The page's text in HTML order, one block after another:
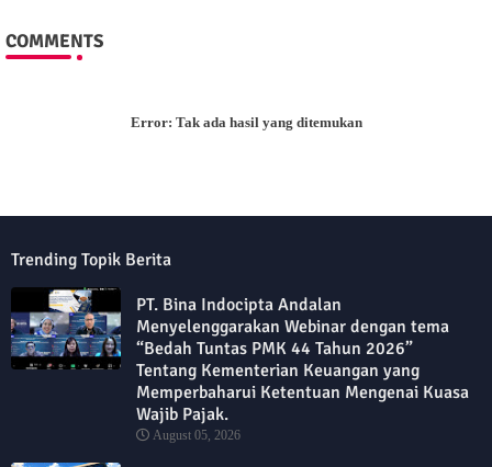
COMMENTS
Error: Tak ada hasil yang ditemukan
Trending Topik Berita
PT. Bina Indocipta Andalan
Menyelenggarakan Webinar dengan tema
“Bedah Tuntas PMK 44 Tahun 2026”
Tentang Kementerian Keuangan yang
Memperbaharui Ketentuan Mengenai Kuasa
Wajib Pajak.
August 05, 2026